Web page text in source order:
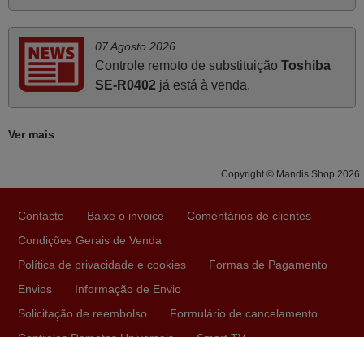
do vosso email supra sobre a minha opinião, quero
deixar aqui o meu testemunho sobre a experiência que
tive com a vossa Empresa durante a minha encomenda
qualidade do produto, cumprimento dos prazos A TUDO
Sinceramente, faço votos para que assim continuem, pois
relação online com o cliente seja tão prática e eficiente
como a demonstrada por vós. Apresento os meus
07 Agosto 2026
Controle remoto de substituição Toshiba
SE-R0402 já está à venda.
Ver mais
Copyright © Mandis Shop 2026
Contacto Baixe o invoice
Comentários de clientes
Condições Gerais de Venda
Política de privacidade e cookies
Formas de Pagamento
Envios
Informação de Envio
Solicitação de reembolso
Formulário de cancelamento